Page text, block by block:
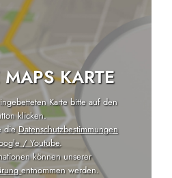
KARTE
Karte bitte auf den
klicken.
dieDatenschutzbestimmungen
/ Youtube.
können unserer
entnommen werden.